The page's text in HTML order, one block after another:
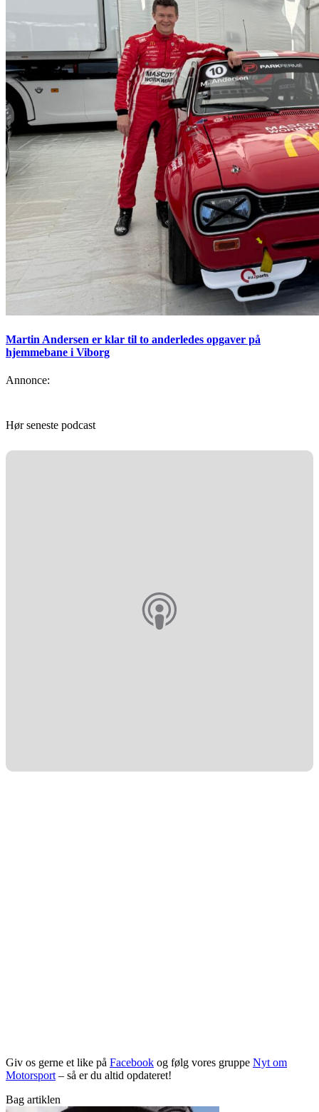
Martin Andersen er klar til to anderledes opgaver på
hjemmebane i Viborg
Annonce:
Hør seneste podcast
Giv os gerne et like på Facebook og følg vores gruppe Nyt om
Motorsport– så er du altid opdateret!
Bag artiklen